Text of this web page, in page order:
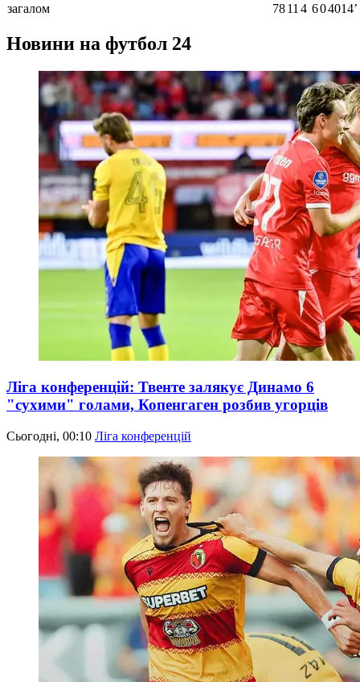
загалом 7811 4 604014ʼ
Новини на футбол 24
Ліга конференцій: Твенте залякує Динамо 6
"сухими" голами, Копенгаген розбив угорців
Сьогодні, 00:10 Ліга конференцій